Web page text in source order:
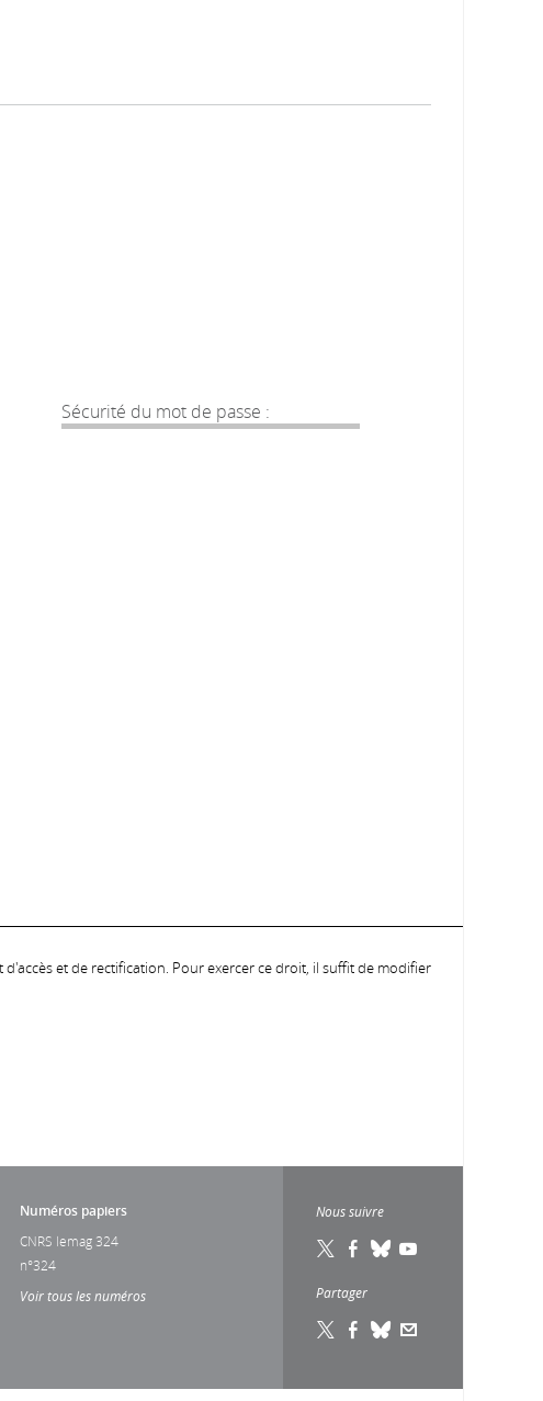
Sécurité du mot de passe :
et de rectification. Pour exercer ce droit, il suffit de modifier
Numéros papiers
CNRS lemag 324
n°324
Voir tous les numéros
Nous suivre
Partager